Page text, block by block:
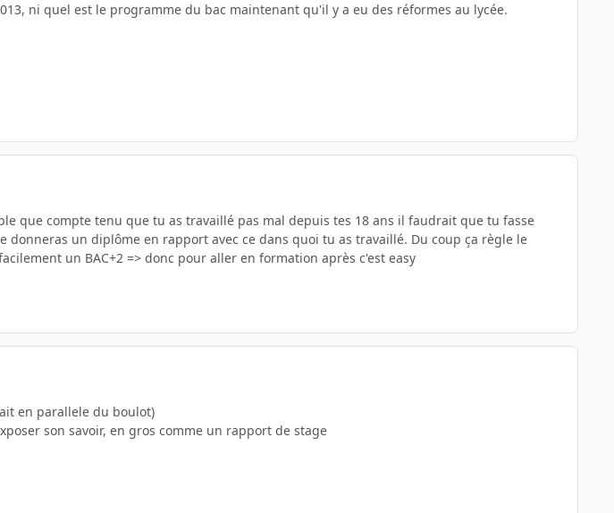
ni quel est le programme du bac maintenant qu'il y a eu des réformes au lycée.
que compte tenu que tu as travaillé pas mal depuis tes 18 ans il faudrait que tu fasse
donneras un diplôme en rapport avec ce dans quoi tu as travaillé. Du coup ça règle le
un BAC+2 => donc pour aller en formation après c'est easy
en parallele du boulot)
son savoir, en gros comme un rapport de stage